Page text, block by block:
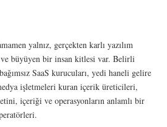
yalnız, gerçekten karlı yazılım
büyüyen bir insan kitlesi var. Belirli
SaaS kurucuları, yedi haneli gelire
işletmeleri kuran içerik üreticileri,
içeriği ve operasyonların anlamlı bir